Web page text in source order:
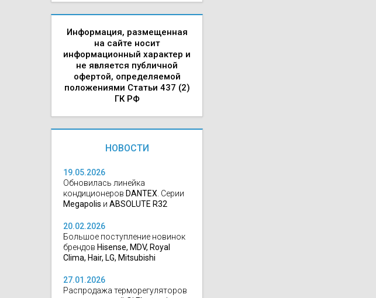
Информация, размещенная
на сайте носит
информационный характер и
не является публичной
офертой, определяемой
положениями Статьи 437 (2)
ГК РФ
НОВОСТИ
19.05.2026
Обновилась линейка
кондиционеров DANTEX. Серии
Megapolis и ABSOLUTE R32
20.02.2026
Большое поступление новинок
брендов Hisense, MDV, Royal
Clima, Hair, LG, Mitsubishi
27.01.2026
Распродажа терморегуляторов